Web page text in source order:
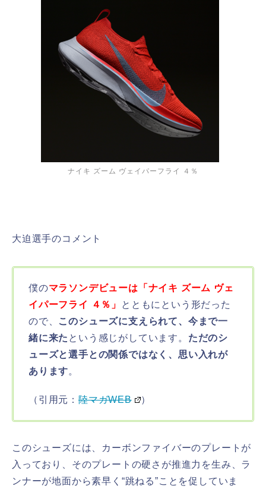
ナイキ ズーム ヴェイパーフライ ４％
大迫選手のコメント
僕のマラソンデビューは「ナイキ ズーム ヴェ
イパーフライ ４％」
とともにという形だった
ので、 このシューズに支えられて、今まで一
緒に来た という感じがしています。 ただのシ
ューズと選手との関係ではなく、思い入れが
あります。
（引用元： 陸マガWEB ）
このシューズには、カーボンファイバーのプレートが
入っており、そのプレートの硬さが推進力を生み、ラ
ンナーが地面から素早く“跳ねる”ことを促していま